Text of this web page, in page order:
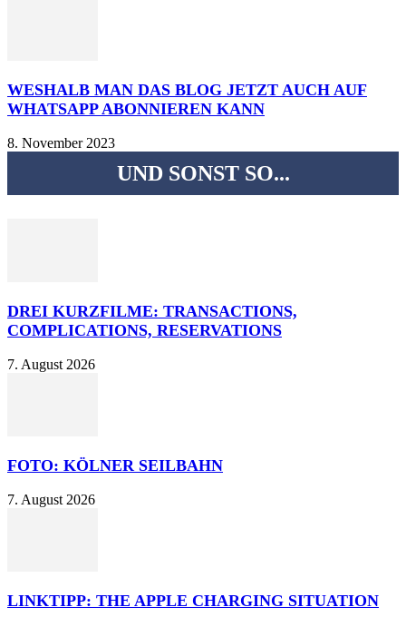
WESHALB MAN DAS BLOG JETZT AUCH AUF
WHATSAPP ABONNIEREN KANN
8. November 2023
UND SONST SO...
DREI KURZFILME: TRANSACTIONS,
COMPLICATIONS, RESERVATIONS
7. August 2026
FOTO: KÖLNER SEILBAHN
7. August 2026
LINKTIPP: THE APPLE CHARGING SITUATION